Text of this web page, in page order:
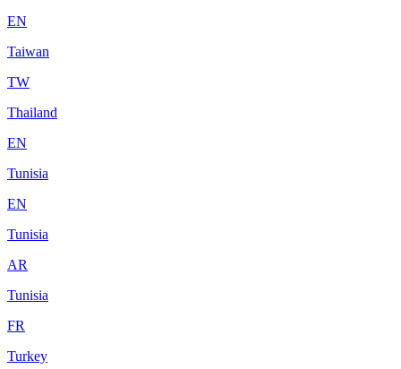
EN
Taiwan
TW
Thailand
EN
Tunisia
EN
Tunisia
AR
Tunisia
FR
Turkey